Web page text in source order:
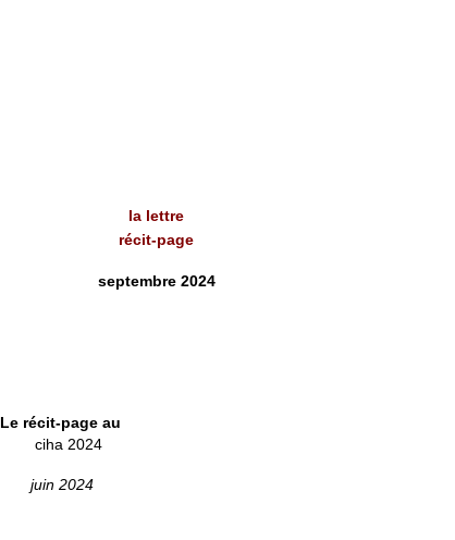
la lettre
récit-page
septembre 2024
Le récit-page au
juin 2024